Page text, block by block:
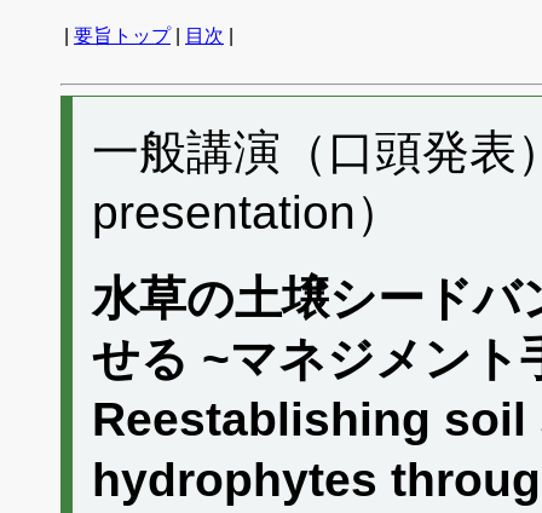
要旨トップ| 目次
一般講演（口頭発
presentation）
水草の土壌シードバ
せる ~マネジメント
Reestablishing soil
hydrophytes